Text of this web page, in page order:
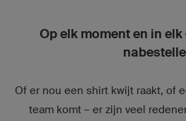
Op elk moment en in
Of er nou een shirt kwijt raakt, of
team komt – er zijn veel